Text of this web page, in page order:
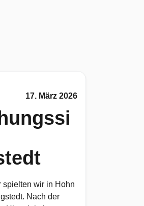
17. März 2026
spielten wir in Hohn
Nach der